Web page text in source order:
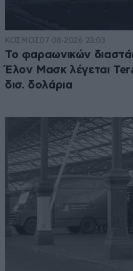
ΚΟΣΜΟΣ07·08·2026 23:03
Το φαραωνικών
Έλον Μασκ λέγεται
δισ. δολάρια